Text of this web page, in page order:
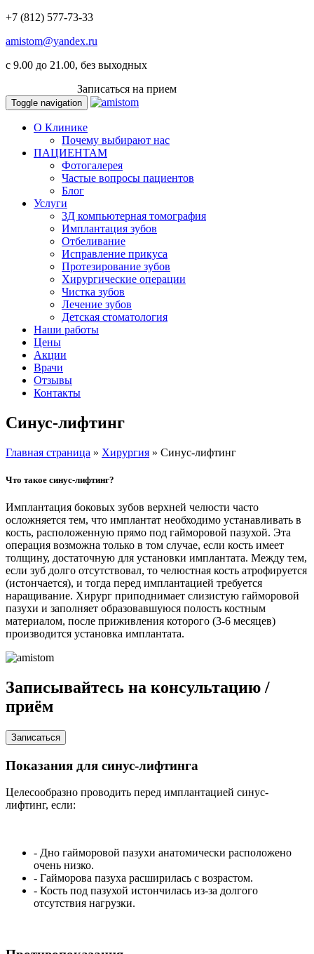
+7 (812) 577-73-33
amistom@yandex.ru
c 9.00 до 21.00, без выходных
Записаться на прием
Toggle navigation
О Клинике
Почему выбирают нас
ПАЦИЕНТАМ
Фотогалерея
Частые вопросы пациентов
Блог
Услуги
3Д компьютерная томография
Имплантация зубов
Отбеливание
Исправление прикуса
Протезирование зубов
Хирургические операции
Чистка зубов
Лечение зубов
Детская стоматология
Наши работы
Цены
Акции
Врачи
Отзывы
Контакты
Синус-лифтинг
Главная страница » Хирургия » Синус-лифтинг
Что такое синус-лифтинг?
Имплантация боковых зубов верхней челюсти часто
осложняется тем, что имплантат необходимо устанавливать в
кость, расположенную прямо под гайморовой пазухой. Эта
операция возможна только в том случае, если кость имеет
толщину, достаточную для установки имплантата. Между тем,
если зуб долго отсутствовал, то челюстная кость атрофируется
(истончается), и тогда перед имплантацией требуется
наращивание. Хирург приподнимает слизистую гайморовой
пазухи и заполняет образовавшуюся полость костным
материалом, после приживления которого (3-6 месяцев)
производится установка имплантата.
Записывайтесь на консультацию /
приём
Записаться
Показания для синус-лифтинга
Целесообразно проводить перед имплантацией синус-
лифтинг, если:
- Дно гайморовой пазухи анатомически расположено
очень низко.
- Гайморова пазуха расширилась с возрастом.
- Кость под пазухой истончилась из-за долгого
отсутствия нагрузки.